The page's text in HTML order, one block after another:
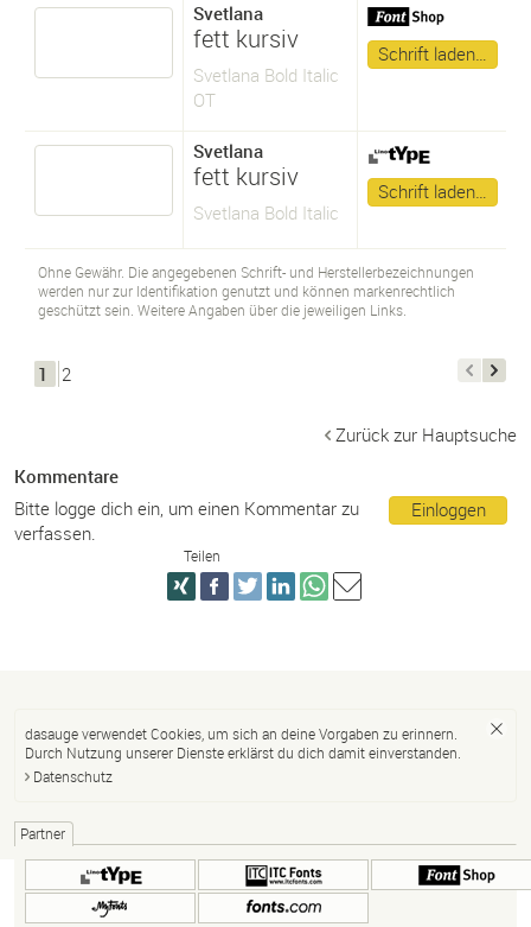
Svetlana
fett kursiv
Svetlana Bold Italic
OT
Schrift laden…
Svetlana
fett kursiv
Svetlana Bold Italic
Schrift laden…
Ohne Gewähr. Die angegebenen Schrift- und Herstellerbezeichnungen
werden nur zur Identifikation genutzt und können markenrechtlich
geschützt sein. Weitere Angaben über die jeweiligen Links.
1 2
Zurück zur Hauptsuche
Kommentare
Einloggen
Bitte logge dich ein, um einen Kommentar zu
verfassen.
Teilen
dasauge verwendet Cookies, um sich an deine Vorgaben zu erinnern.
Durch Nutzung unserer Dienste erklärst du dich damit einverstanden.
Datenschutz
Partner